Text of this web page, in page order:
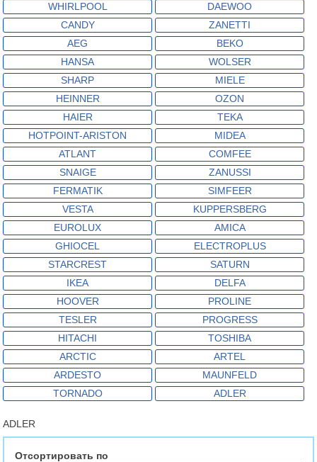
WHIRLPOOL
DAEWOO
CANDY
ZANETTI
AEG
BEKO
HANSA
WOLSER
SHARP
MIELE
HEINNER
OZON
HAIER
TEKA
HOTPOINT-ARISTON
MIDEA
ATLANT
COMFEE
SNAIGE
ZANUSSI
FERMATIK
SIMFEER
VESTA
KUPPERSBERG
EUROLUX
AMICA
GHIOCEL
ELECTROPLUS
STARCREST
SATURN
IKEA
DELFA
HOOVER
PROLINE
TESLER
PROGRESS
HITACHI
TOSHIBA
ARCTIC
ARTEL
ARDESTO
MAUNFELD
TORNADO
ADLER
ADLER
Отсортировать по